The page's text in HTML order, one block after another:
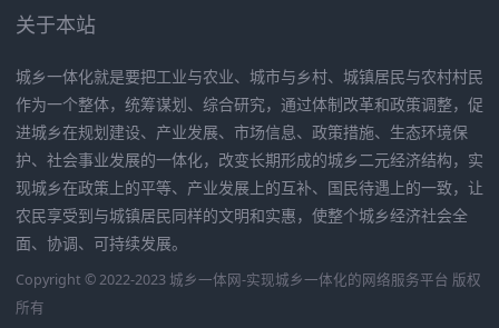
关于本站
城乡一体化就是要把工业与农业、城市与乡村、城镇居民与农村村民
作为一个整体，统筹谋划、综合研究，通过体制改革和政策调整，促
进城乡在规划建设、产业发展、市场信息、政策措施、生态环境保
护、社会事业发展的一体化，改变长期形成的城乡二元经济结构，实
现城乡在政策上的平等、产业发展上的互补、国民待遇上的一致，让
农民享受到与城镇居民同样的文明和实惠，使整个城乡经济社会全
面、协调、可持续发展。
Copyright © 2022-2023 城乡一体网-实现城乡一体化的网络服务平台 版权
所有